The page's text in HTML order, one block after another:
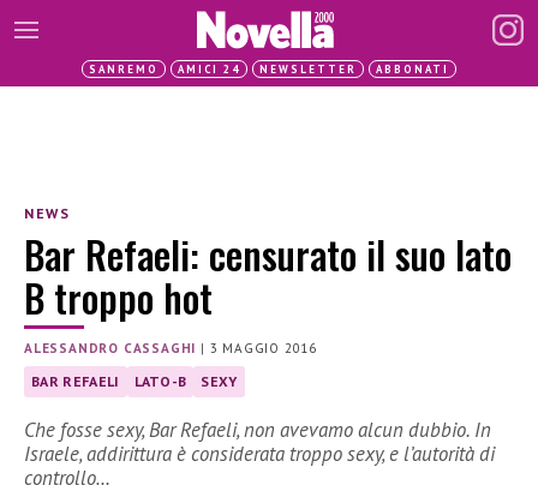
SANREMO AMICI 24 NEWSLETTER ABBONATI
NEWS
Bar Refaeli: censurato il suo lato
B troppo hot
ALESSANDRO CASSAGHI | 3 MAGGIO 2016
BAR REFAELI LATO-B SEXY
Che fosse sexy, Bar Refaeli, non avevamo alcun dubbio. In
Israele, addirittura è considerata troppo sexy, e l’autorità di
controllo…